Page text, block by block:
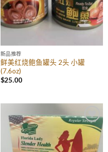
新品推荐
鲜美红烧鲍鱼罐头 2头 小罐
(7.6oz)
$25.00
Add to
Wishlist